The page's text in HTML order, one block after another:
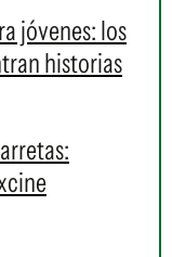
jóvenes: los
historias